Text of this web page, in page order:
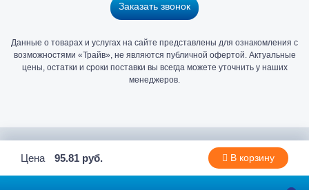
Цена 95.81 руб. В корзину
Заказать звонок
Данные о товарах и услугах на сайте представлены для ознакомления с
возможностями «Трайв», не являются публичной офертой. Актуальные
цены, остатки и сроки поставки вы всегда можете уточнить у наших
менеджеров.
Главный
в
Петербурге
2006 - 2026 © Компания «Трайв» производитель и дистрибьютор